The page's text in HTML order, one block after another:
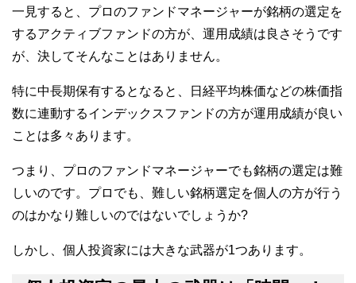
一見すると、プロのファンドマネージャーが銘柄の選定を
するアクティブファンドの方が、運用成績は良さそうです
が、決してそんなことはありません。
特に中長期保有するとなると、日経平均株価などの株価指
数に連動するインデックスファンドの方が運用成績が良い
ことは多々あります。
つまり、プロのファンドマネージャーでも銘柄の選定は難
しいのです。プロでも、難しい銘柄選定を個人の方が行う
のはかなり難しいのではないでしょうか?
しかし、個人投資家には大きな武器が1つあります。